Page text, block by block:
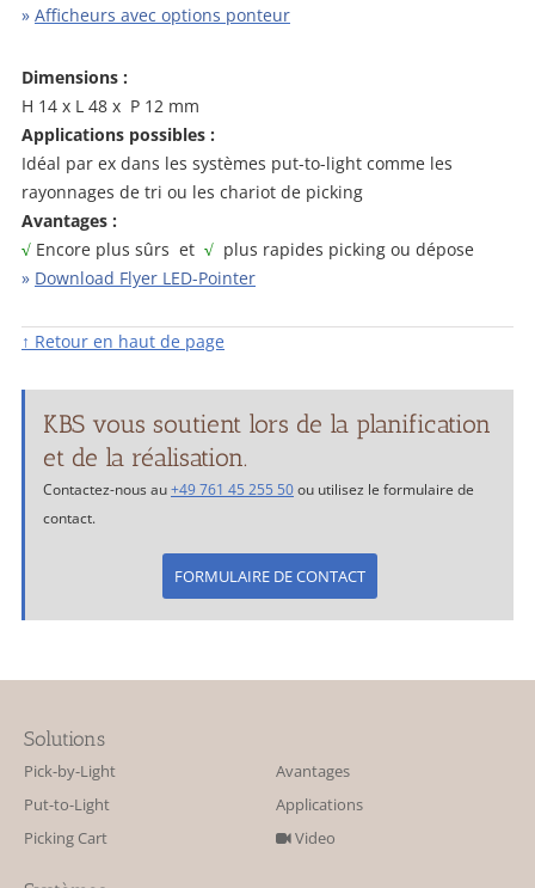
» Afficheurs avec options ponteur
Dimensions :
H 14 x L 48 x P 12 mm
Applications possibles :
Idéal par ex dans les systèmes put-to-light comme les
rayonnages de tri ou les chariot de picking
Avantages :
√ Encore plus sûrs et √ plus rapides picking ou dépose
» Download Flyer LED-Pointer
↑ Retour en haut de page
KBS vous soutient lors de la planification
et de la réalisation.
Contactez-nous au+49 761 45 255 50ou utilisez le formulaire de
contact.
FORMULAIRE DE CONTACT
Solutions
Pick-by-Light
Put-to-Light
Picking Cart
Avantages
Applications
Video